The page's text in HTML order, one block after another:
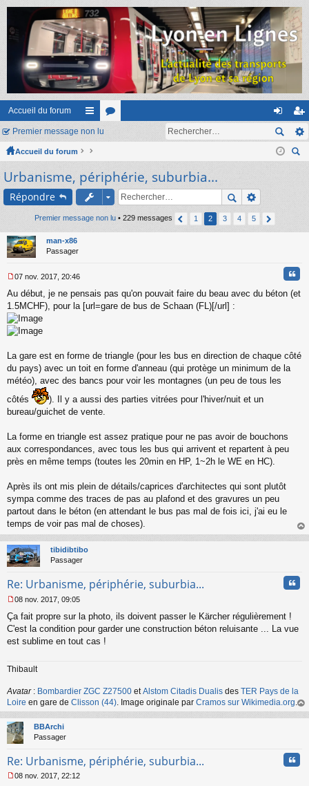
Accueil du forum
ac
co
ur
ci
s
m
on
ne
ns
cri
Premier message non lu
Accueil du forum
Urbanisme, périphérie, suburbia...
Répondre
Premier message non lu• 229 messages 1 2 3 4 5
man-x86
Passager
e
s
s
a
g
n
o
n
u
07 nov. 2017, 20:46
Au début, je ne pensais pas qu'on pouvait faire du beau avec du béton (et
1.5MCHF), pour la [url=gare de bus de Schaan (FL)[/url] :
La gare est en forme de triangle (pour les bus en direction de chaque côté
du pays) avec un toit en forme d'anneau (qui protège un minimum de la
météo), avec des bancs pour voir les montagnes (un peu de tous les
côtés
). Il y a aussi des parties vitrées pour l'hiver/nuit et un
bureau/guichet de vente.
La forme en triangle est assez pratique pour ne pas avoir de bouchons
aux correspondances, avec tous les bus qui arrivent et repartent à peu
près en même temps (toutes les 20min en HP, 1~2h le WE en HC).
Après ils ont mis plein de détails/caprices d'architectes qui sont plutôt
sympa comme des traces de pas au plafond et des gravures un peu
partout dans le béton (en attendant le bus pas mal de fois ici, j'ai eu le
temps de voir pas mal de choses).
au
tibidibtibo
Passager
Re: Urbanisme, périphérie, suburbia...
e
s
s
e
o
n
l
u
08 nov. 2017, 09:05
Ça fait propre sur la photo, ils doivent passer le Kärcher régulièrement !
C'est la condition pour garder une construction béton reluisante ... La vue
est sublime en tout cas !
Thibault
Avatar : Bombardier ZGC Z27500 etAlstom Citadis Dualis des TER Pays de la
Loire en gare de Clisson (44) . Image originale par Cramos sur Wikimedia.org
au
BBArchi
Passager
Re: Urbanisme, périphérie, suburbia...
08 nov. 2017, 22:12